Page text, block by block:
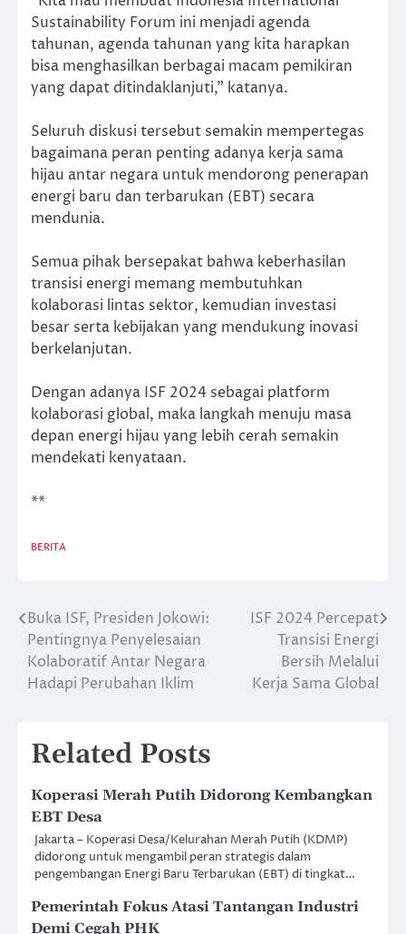
Sustainability Forum ini menjadi agenda
tahunan, agenda tahunan yang kita harapkan
bisa menghasilkan berbagai macam pemikiran
yang dapat ditindaklanjuti,” katanya.
Seluruh diskusi tersebut semakin mempertegas
bagaimana peran penting adanya kerja sama
hijau antar negara untuk mendorong penerapan
energi baru dan terbarukan (EBT) secara
mendunia.
Semua pihak bersepakat bahwa keberhasilan
transisi energi memang membutuhkan
kolaborasi lintas sektor, kemudian investasi
besar serta kebijakan yang mendukung inovasi
berkelanjutan.
Dengan adanya ISF 2024 sebagai platform
kolaborasi global, maka langkah menuju masa
depan energi hijau yang lebih cerah semakin
mendekati kenyataan.
**
BERITA
Post
navigation
Buka ISF, Presiden Jokowi:
Pentingnya Penyelesaian
Kolaboratif Antar Negara
Hadapi Perubahan Iklim
ISF 2024 Percepat
Transisi Energi
Bersih Melalui
Kerja Sama Global
Related Posts
Koperasi Merah Putih Didorong Kembangkan
EBT Desa
Jakarta – Koperasi Desa/Kelurahan Merah Putih (KDMP)
didorong untuk mengambil peran strategis dalam
pengembangan Energi Baru Terbarukan (EBT) di tingkat…
Pemerintah Fokus Atasi Tantangan Industri
Demi Cegah PHK